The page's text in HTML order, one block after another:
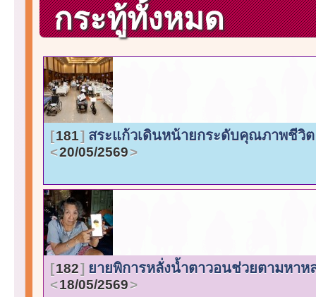
กระทู้ทั้งหมด
181 สระแก้วเดินหน้ายกระดับคุณภาพชีวิ
20/05/2569
182 ยายพิการหลั่งน้ำตาวอนช่วยตามหา
18/05/2569